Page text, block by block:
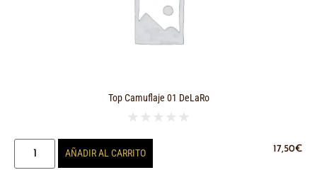
Top Camuflaje 01 DeLaRo
★ ★ ★ ★ ★
17,50€
AÑADIR AL CARRITO